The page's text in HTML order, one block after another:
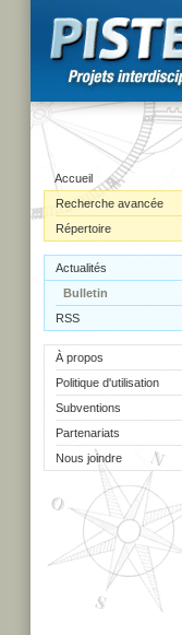
Accueil
Recherche avancée
Répertoire
Actualités
Bulletin
RSS
À propos
Politique d'utilisation
Subventions
Partenariats
Nous joindre